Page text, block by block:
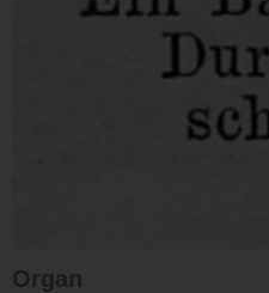
Organ